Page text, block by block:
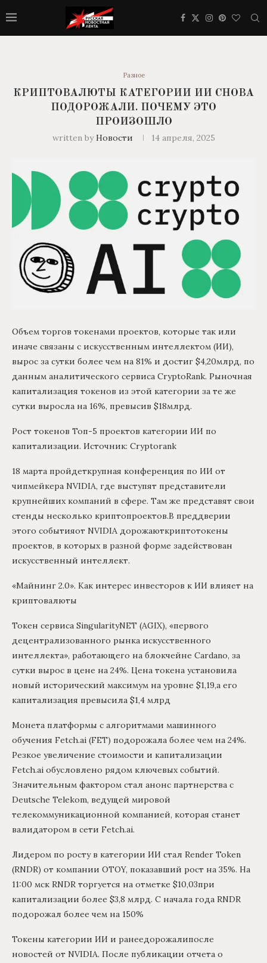
Разное
КРИПТОВАЛЮТЫ КАТЕГОРИИ ИИ СНОВА
ПОДОРОЖАЛИ. ПОЧЕМУ ЭТО
ПРОИЗОШЛО
written byНовости 14 апреля, 2025
Объем торгов токенами проектов, которые так или
иначе связаны с искусственным интеллектом (ИИ),
вырос за сутки более чем на 81% и достиг $4,20млрд, по
данным аналитического сервиса CryptoRank. Рыночная
капитализация токенов из этой категории за те же
сутки выросла на 16%, превысив $18млрд.
Рост токенов Топ-5 проектов категории ИИ по
капитализации. Источник: Сryptorank
18 марта пройдеткрупная конференция по ИИ от
чипмейкера NVIDIA, где выступят представители
крупнейших компаний в сфере. Там же представят свои
стенды несколько криптопроектов.В преддверии
этого событияот NVIDIA дорожаюткриптотокены
проектов, в которых в разной форме задействован
искусственный интеллект.
«Майнинг 2.0». Как интерес инвесторов к ИИ влияет на
криптовалюты
Токен сервиса SingularityNET (AGIX), «первого
децентрализованного рынка искусственного
интеллекта», работающего на блокчейне Cardano, за
сутки вырос в цене на 24%. Цена токена установила
новый исторический максимум на уровне $1,19,а его
капитализация превысила $1,4 млрд
Монета платформы с алгоритмами машинного
обучения Fetch.ai (FET) подорожала более чем на 24%.
Резкое увеличение стоимости и капитализации
Fetch.ai обусловлено рядом ключевых событий.
Значительным фактором стал анонс партнерства с
Deutsche Telekom, ведущей мировой
телекоммуникационной компанией, которая станет
валидатором в сети Fetch.ai.
Лидером по росту в категории ИИ стал Render Token
(RNDR) от компании OTOY, показавший рост на 35%. На
11:00 мск RNDR торгуется на отметке $10,03при
капитализации более $3,8 млрд. С начала года RNDR
подорожал более чем на 150%
Токены категории ИИ и ранеедорожалипосле
новостей от NVIDIA. После публикации отчета о